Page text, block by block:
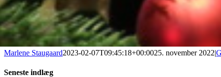
Marlene Staugaard2023-02-07T09:45:18+00:0025. november 2022|
Seneste indlæg